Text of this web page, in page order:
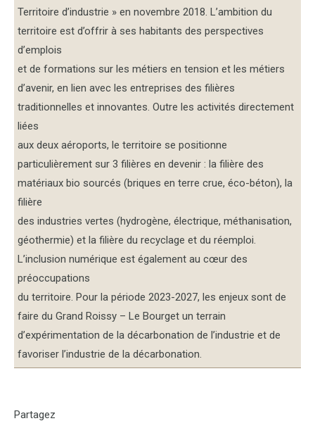
Territoire d’industrie » en novembre 2018. L’ambition du
territoire est d’offrir à ses habitants des perspectives
d’emplois
et de formations sur les métiers en tension et les métiers
d’avenir, en lien avec les entreprises des filières
traditionnelles et innovantes. Outre les activités directement
liées
aux deux aéroports, le territoire se positionne
particulièrement sur 3 filières en devenir : la filière des
matériaux bio sourcés (briques en terre crue, éco-béton), la
filière
des industries vertes (hydrogène, électrique, méthanisation,
géothermie) et la filière du recyclage et du réemploi.
L’inclusion numérique est également au cœur des
préoccupations
du territoire. Pour la période 2023-2027, les enjeux sont de
faire du Grand Roissy – Le Bourget un terrain
d’expérimentation de la décarbonation de l’industrie et de
favoriser l’industrie de la décarbonation.
Partagez